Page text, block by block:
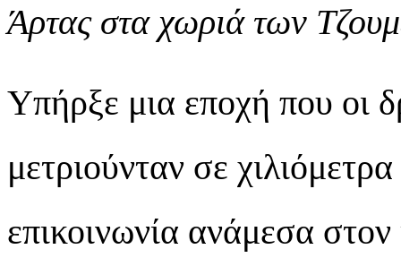
Άρτας στα χωριά των
Υπήρξε μια εποχή που οι
μετριούνταν σε
επικοινωνία ανάμεσα